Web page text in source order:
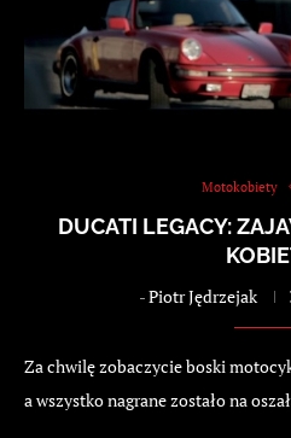
Motokobiety
DUCATI LEGACY:
-Piotr Jędrzejak
Za chwilę zobaczycie boski
a wszystko nagrane zostało na